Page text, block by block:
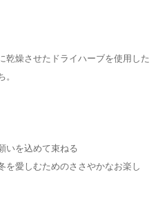
乾燥させたドライハーブを使用した
いを込めて束ねる
を愛しむためのささやかなお楽し